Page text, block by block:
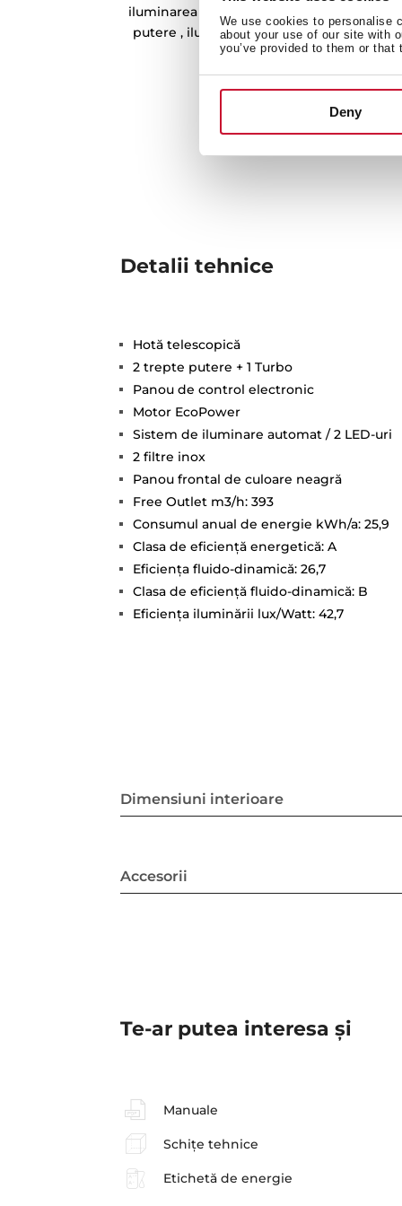
We use cookies to personalise
about your use of our site with
you’ve provided to them or that
Deny
iluminarea zonei de lucru și a panoului de
putere , iluminare triplă față de halogen
redus.
Detalii tehnice
Hotă telescopică
2 trepte putere + 1 Turbo
Panou de control electronic
Motor EcoPower
Sistem de iluminare automat / 2 LED-uri
2 filtre inox
Panou frontal de culoare neagră
Free Outlet m3/h: 393
Consumul anual de energie kWh/a: 25,9
Clasa de eficienţă energetică: A
Eficienţa fluido-dinamică: 26,7
Clasa de eficienţă fluido-dinamică: B
Eficienţa iluminării lux/Watt: 42,7
Dimensiuni interioare
Accesorii
Te-ar putea interesa şi
Manuale
Schițe tehnice
Etichetă de energie